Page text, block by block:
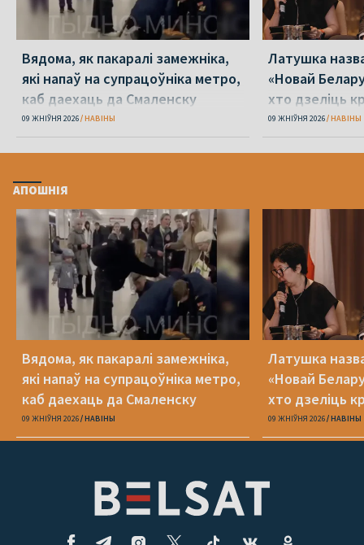
Вядома, як пакаралі замежніка,
які напаў на супрацоўніка метро,
каб даехаць да Смаленску
09 ЖНІЎНЯ 2026 НАВІНЫ
Латушка
«Новай
хто дзеліць
09 ЖНІЎНЯ 2026 НАВІНЫ
АПОШНІЯ
Вядома, як пакаралі замежніка,
які напаў на супрацоўніка метро,
каб даехаць да Смаленску
09 ЖНІЎНЯ 2026 НАВІНЫ
Латушка
«Новай
хто дзеліць
09 ЖНІЎНЯ 2026 НАВІНЫ